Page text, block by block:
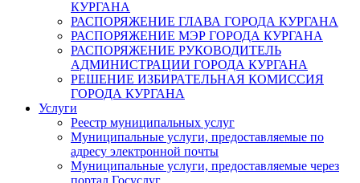
КУРГАНА
РАСПОРЯЖЕНИЕ ГЛАВА ГОРОДА КУРГАНА
РАСПОРЯЖЕНИЕ МЭР ГОРОДА КУРГАНА
РАСПОРЯЖЕНИЕ РУКОВОДИТЕЛЬ
АДМИНИСТРАЦИИ ГОРОДА КУРГАНА
РЕШЕНИЕ ИЗБИРАТЕЛЬНАЯ КОМИССИЯ
ГОРОДА КУРГАНА
Услуги
Реестр муниципальных услуг
Муниципальные услуги, предоставляемые по
адресу электронной почты
Муниципальные услуги, предоставляемые через
портал Госуслуг